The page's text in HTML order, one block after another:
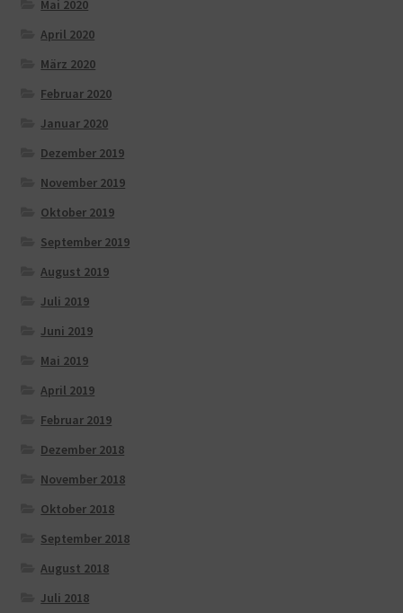
Mai 2020
April 2020
März 2020
Februar 2020
Januar 2020
Dezember 2019
November 2019
Oktober 2019
September 2019
August 2019
Juli 2019
Juni 2019
Mai 2019
April 2019
Februar 2019
Dezember 2018
November 2018
Oktober 2018
September 2018
August 2018
Juli 2018